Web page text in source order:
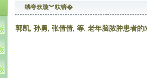
绋夸欢璇︾粏锛�
郭凯, 孙勇, 张倩倩, 等. 老年脑脓肿患者